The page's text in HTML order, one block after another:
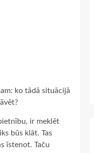
ko tādā situācijā
ir meklēt
būs klāt. Tas
īstenot. Taču